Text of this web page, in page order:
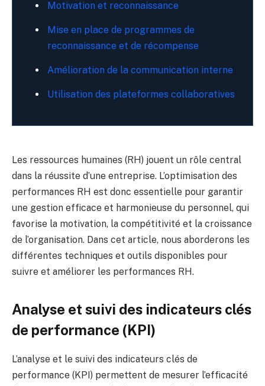
Motivation et reconnaissance
Mise en place de programmes de
reconnaissance et de récompense
Amélioration de la communication interne
Utilisation des plateformes collaboratives
Les ressources humaines (RH) jouent un rôle central
dans la réussite d’une entreprise. L’optimisation des
performances RH est donc essentielle pour garantir
une gestion efficace et harmonieuse du personnel, qui
favorise la motivation, la compétitivité et la croissance
de l’organisation. Dans cet article, nous aborderons les
différentes techniques et outils disponibles pour
suivre et améliorer les performances RH.
Analyse et suivi des indicateurs clés
de performance (KPI)
L’analyse et le suivi des indicateurs clés de
performance (KPI) permettent de mesurer l’efficacité